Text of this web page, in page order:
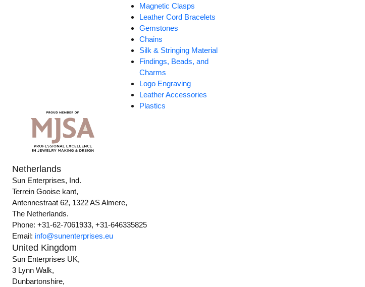
Magnetic Clasps
Leather Cord Bracelets
Gemstones
Chains
Silk & Stringing Material
Findings, Beads, and
Charms
Logo Engraving
Leather Accessories
Plastics
Netherlands
Sun Enterprises, Ind.
Terrein Gooise kant,
Antennestraat 62, 1322 AS Almere,
The Netherlands.
Phone: +31-62-7061933, +31-646335825
Email: info@sunenterprises.eu
United Kingdom
Sun Enterprises UK,
3 Lynn Walk,
Dunbartonshire,